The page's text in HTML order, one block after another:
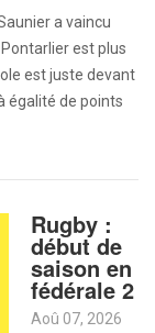
a vaincu
est plus
est juste devant
égalité de points
Rugby :
début de
saison en
fédérale 2
Aoû 07, 2026